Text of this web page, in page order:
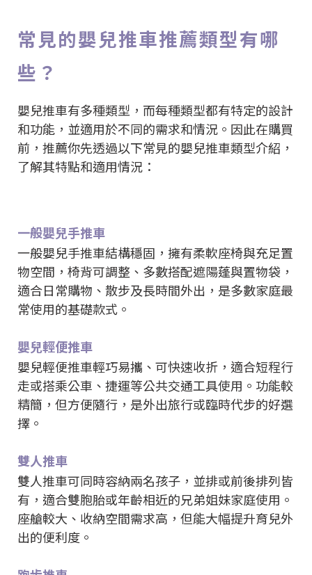
常見的嬰兒推車推薦類型有哪
些？
嬰兒推車有多種類型，而每種類型都有特定的設計
和功能，並適用於不同的需求和情況。因此在購買
前，推薦你先透過以下常見的嬰兒推車類型介紹，
了解其特點和適用情況：
一般嬰兒手推車
一般嬰兒手推車結構穩固，擁有柔軟座椅與充足置
物空間，椅背可調整、多數搭配遮陽蓬與置物袋，
適合日常購物、散步及長時間外出，是多數家庭最
常使用的基礎款式。
嬰兒輕便推車
嬰兒輕便推車輕巧易攜、可快速收折，適合短程行
走或搭乘公車、捷運等公共交通工具使用。功能較
精簡，但方便隨行，是外出旅行或臨時代步的好選
擇。
雙人推車
雙人推車可同時容納兩名孩子，並排或前後排列皆
有，適合雙胞胎或年齡相近的兄弟姐妹家庭使用。
座艙較大、收納空間需求高，但能大幅提升育兒外
出的便利度。